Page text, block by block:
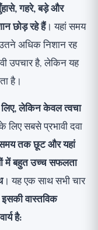
गहरे, बड़े और
छोड़ रहे हैं। यहां समय
अधिक निशान रह
उपचार है, लेकिन यह
है।
लेकिन केवल त्वचा
लिए सबसे प्रभावी दवा
समय तक छूट और यहां
में बहुत उच्च सफलता
। यह एक साथ सभी चार
वास्तविक
है: